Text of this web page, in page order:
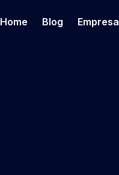
Home Blog Empresa